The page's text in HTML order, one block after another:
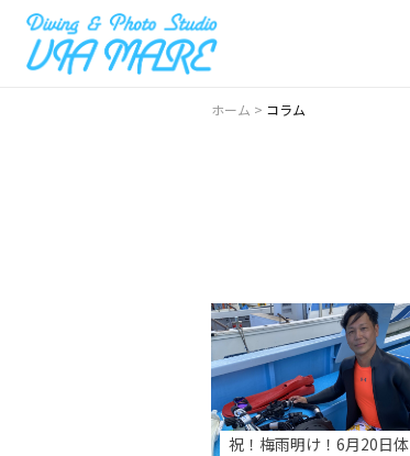
ホーム > コラム
祝！梅雨明け！6月20日体